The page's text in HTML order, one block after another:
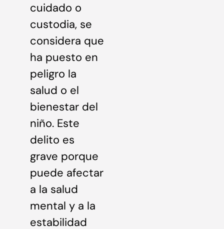
cuidado o
custodia, se
considera que
ha puesto en
peligro la
salud o el
bienestar del
niño. Este
delito es
grave porque
puede afectar
a la salud
mental y a la
estabilidad